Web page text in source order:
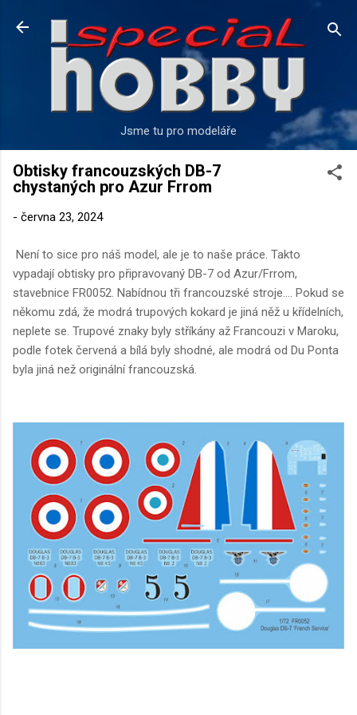
Přeskočit na hlavní obsah
Jsme tu pro modeláře
Obtisky francouzských DB-7
chystaných pro Azur Frrom
- června 23, 2024
Není to sice pro náš model, ale je to naše práce. Takto
vypadají obtisky pro připravovaný DB-7 od Azur/Frrom,
stavebnice FR0052. Nabídnou tři francouzské stroje.... Pokud se
někomu zdá, že modrá trupových kokard je jiná něž u křídelních,
neplete se. Trupové znaky byly stříkány až Francouzi v Maroku,
podle fotek červená a bílá byly shodné, ale modrá od Du Ponta
byla jiná než originální francouzská.